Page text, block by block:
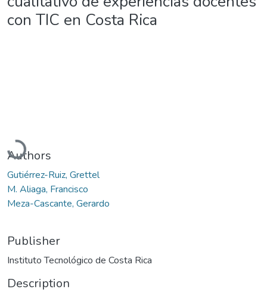
con TIC en Costa Rica
Loading...
Authors
Gutiérrez-Ruiz, Grettel
M. Aliaga, Francisco
Meza-Cascante, Gerardo
Publisher
Instituto Tecnológico de Costa Rica
Description